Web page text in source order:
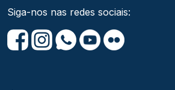
Siga-nos nas redes sociais: